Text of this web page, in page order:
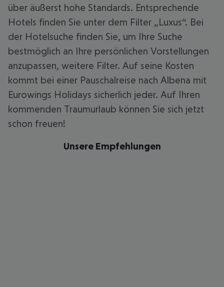
über äußerst hohe Standards. Entsprechende
Hotels finden Sie unter dem Filter „Luxus“. Bei
der Hotelsuche finden Sie, um Ihre Suche
bestmöglich an Ihre persönlichen Vorstellungen
anzupassen, weitere Filter. Auf seine Kosten
kommt bei einer Pauschalreise nach Albena mit
Eurowings Holidays sicherlich jeder. Auf Ihren
kommenden Traumurlaub können Sie sich jetzt
schon freuen!
Unsere Empfehlungen